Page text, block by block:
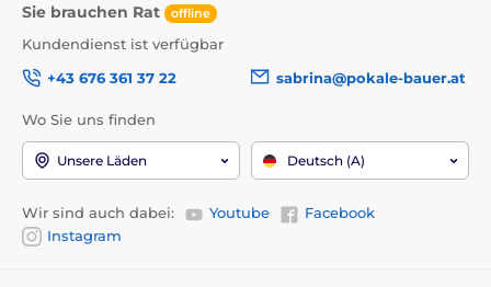
Sie brauchen Rat offline
Kundendienst ist verfügbar
+43 676 361 37 22
sabrina@pokale-bauer.at
Wo Sie uns finden
Unsere Läden Deutsch (A)
Wir sind auch dabei: Youtube
Facebook
Instagram